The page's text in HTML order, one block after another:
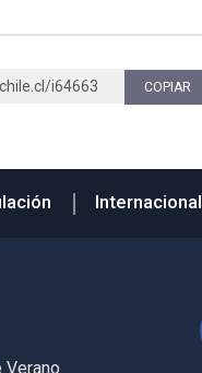
i64663 COPIAR
Internacional
Verano